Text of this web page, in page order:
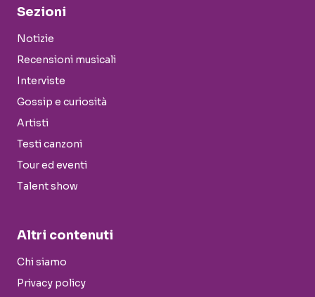
Sezioni
Notizie
Recensioni musicali
Interviste
Gossip e curiosità
Artisti
Testi canzoni
Tour ed eventi
Talent show
Altri contenuti
Chi siamo
Privacy policy